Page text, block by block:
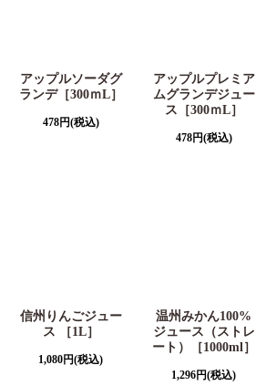
アップルソーダグ
ランデ［300ｍL］
478円(税込)
アップルプレミア
ムグランデジュー
ス［300ｍL］
478円(税込)
信州りんごジュー
ス ［1L］
1,080円(税込)
温州みかん100%
ジュース（ストレ
ート）［1000ml］
1,296円(税込)